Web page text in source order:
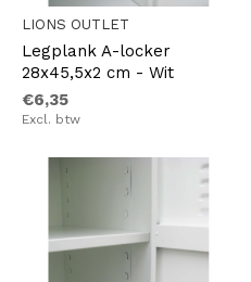
LIONS OUTLET
Legplank A-locker
28x45,5x2 cm - Wit
€6,35
Excl. btw